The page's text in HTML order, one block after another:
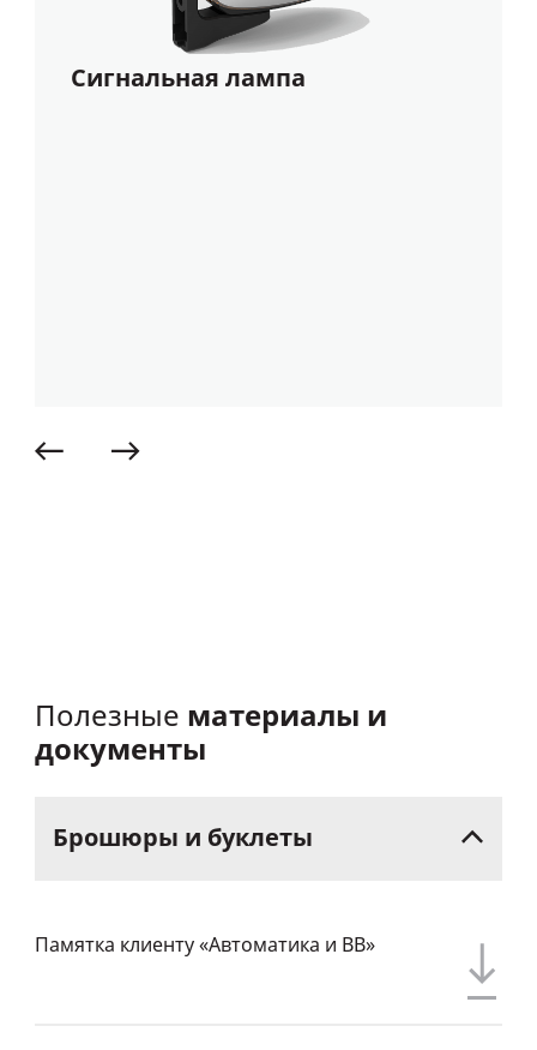
Сигнальная лампа
Полезные материалы и
документы
Брошюры и буклеты
Памятка клиенту «Автоматика и ВВ»